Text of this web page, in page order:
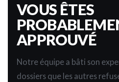
VOUS ÊTES
APPROUVÉ
Notre équipe a bâti son
dossiers que les autres